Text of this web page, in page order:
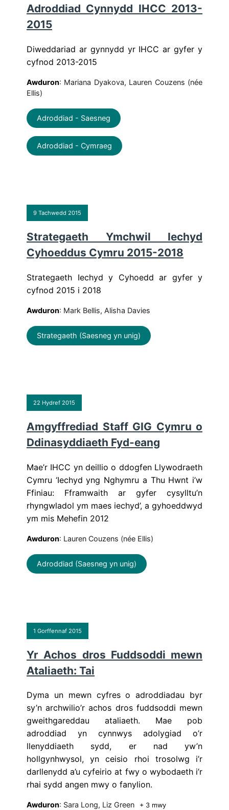
Adroddiad Cynnydd IHCC 2013-
2015
Diweddariad ar gynnydd yr IHCC ar gyfer y
cyfnod 2013-2015
Awduron: Mariana Dyakova, Lauren Couzens (née
Ellis)
Adroddiad - Saesneg
Adroddiad - Cymraeg
9 Tachwedd 2015
Strategaeth Ymchwil Iechyd
Cyhoeddus Cymru 2015-2018
Strategaeth Iechyd y Cyhoedd ar gyfer y
cyfnod 2015 i 2018
Awduron: Mark Bellis, Alisha Davies
Strategaeth (Saesneg yn unig)
22 Hydref 2015
Amgyffrediad Staff GIG Cymru o
Ddinasyddiaeth Fyd-eang
Mae’r IHCC yn deillio o ddogfen Llywodraeth
Cymru ‘Iechyd yng Nghymru a Thu Hwnt i’w
Ffiniau: Fframwaith ar gyfer cysylltu’n
rhyngwladol ym maes iechyd’, a gyhoeddwyd
ym mis Mehefin 2012
Awduron: Lauren Couzens (née Ellis)
Adroddiad (Saesneg yn unig)
1 Gorffennaf 2015
Yr Achos dros Fuddsoddi mewn
Ataliaeth: Tai
Dyma un mewn cyfres o adroddiadau byr
sy’n archwilio’r achos dros fuddsoddi mewn
gweithgareddau ataliaeth. Mae pob
adroddiad yn cynnwys adolygiad o’r
llenyddiaeth sydd, er nad yw’n
hollgynhwysol, yn ceisio rhoi trosolwg i’r
darllenydd a’u cyfeirio at fwy o wybodaeth i’r
rhai sydd angen mwy o fanylion.
Awduron: Sara Long, Liz Green + 3 mwy